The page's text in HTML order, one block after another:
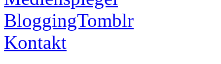
BloggingTomblr
Kontakt